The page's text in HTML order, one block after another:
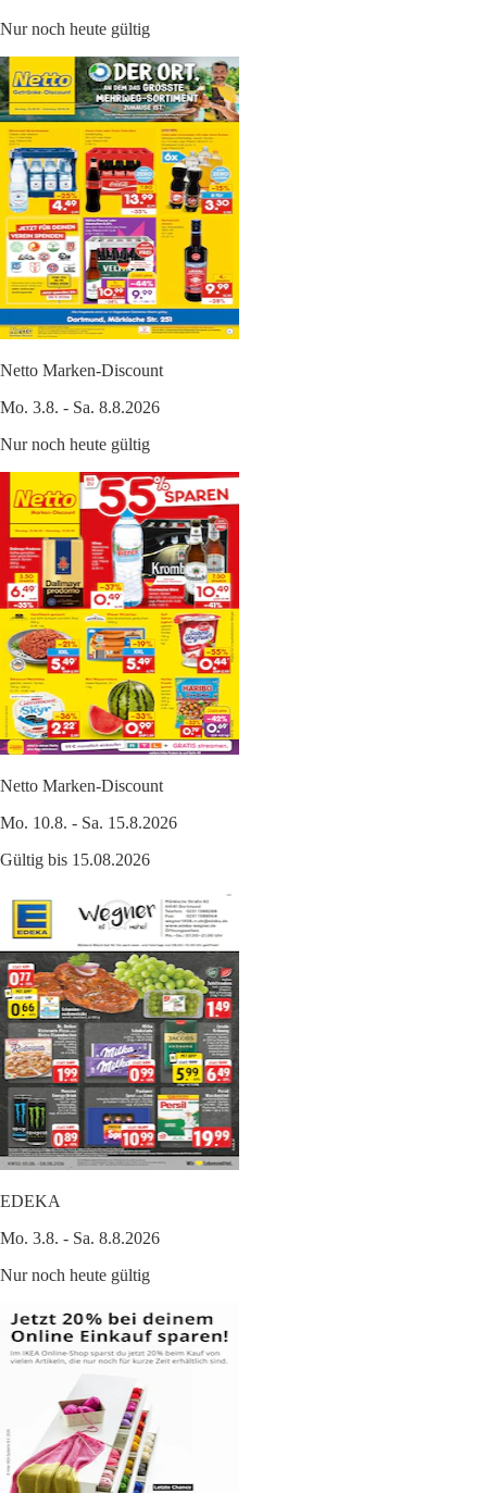
Nur noch heute gültig
Netto Marken-Discount
Mo. 3.8. - Sa. 8.8.2026
Nur noch heute gültig
Netto Marken-Discount
Mo. 10.8. - Sa. 15.8.2026
Gültig bis 15.08.2026
EDEKA
Mo. 3.8. - Sa. 8.8.2026
Nur noch heute gültig